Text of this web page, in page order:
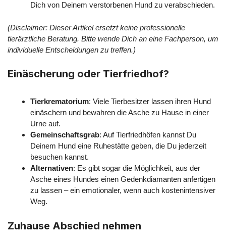
Dich von Deinem verstorbenen Hund zu verabschieden.
(Disclaimer: Dieser Artikel ersetzt keine professionelle
tierärztliche Beratung. Bitte wende Dich an eine Fachperson, um
individuelle Entscheidungen zu treffen.)
Einäscherung oder Tierfriedhof?
Tierkrematorium: Viele Tierbesitzer lassen ihren Hund
einäschern und bewahren die Asche zu Hause in einer
Urne auf.
Gemeinschaftsgrab: Auf Tierfriedhöfen kannst Du
Deinem Hund eine Ruhestätte geben, die Du jederzeit
besuchen kannst.
Alternativen: Es gibt sogar die Möglichkeit, aus der
Asche eines Hundes einen Gedenkdiamanten anfertigen
zu lassen – ein emotionaler, wenn auch kostenintensiver
Weg.
Zuhause Abschied nehmen